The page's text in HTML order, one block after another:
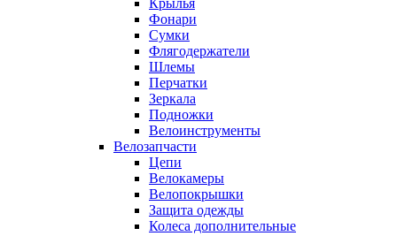
Крылья
Фонари
Сумки
Флягодержатели
Шлемы
Перчатки
Зеркала
Подножки
Велоинструменты
Велозапчасти
Цепи
Велокамеры
Велопокрышки
Защита одежды
Колеса дополнительные